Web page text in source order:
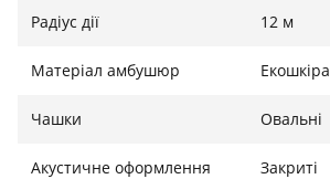
Радіус дії 12 м
Матеріал амбушюр Екошкіра
Чашки Овальні
Акустичне оформлення Закриті